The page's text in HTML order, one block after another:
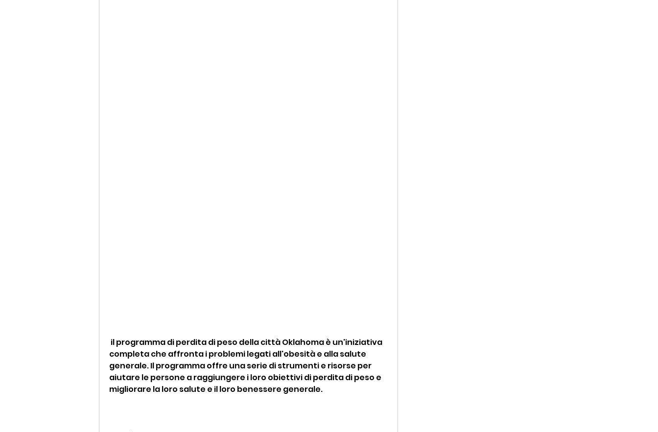
completa che affronta i problemi legati all'obesità e alla salute
generale. Il programma offre una serie di strumenti e risorse per
aiutare le persone a raggiungere i loro obiettivi di perdita di peso e
migliorare la loro salute e il loro benessere generale.